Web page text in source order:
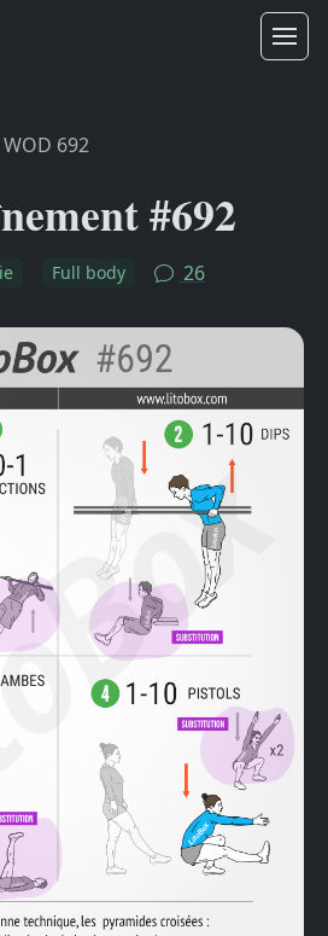
WOD 692
#692
Full body 26